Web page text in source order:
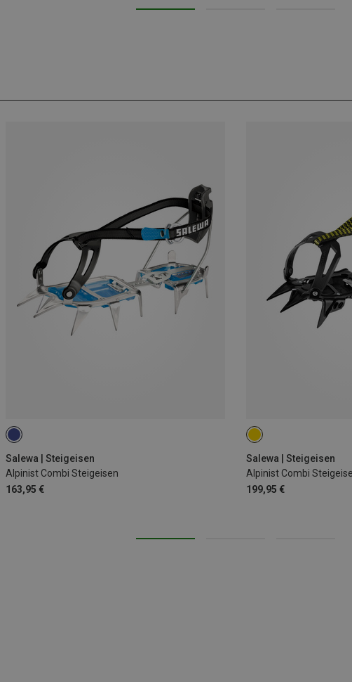
Salewa | Steigeisen
Alpinist Combi Steigeisen
163,95 €
Salewa | Steigeisen
Alpinist Combi
199,95 €